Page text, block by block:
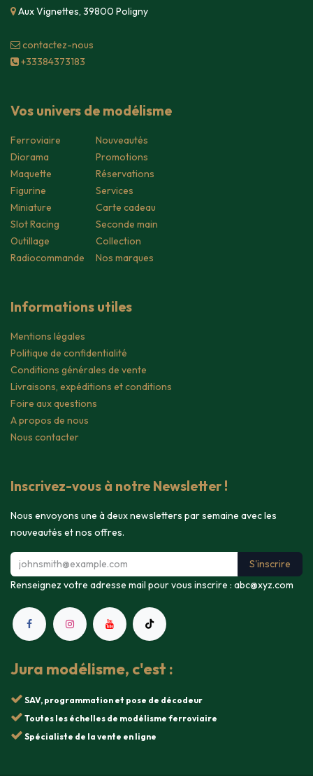
Aux Vignettes, 39800 Poligny
contacte​z-nous
+33384373183
Vos univers de modélisme
Ferroviaire
Diorama
Maquette
Figurine
Miniature
Slot Racing
Outillage
Radiocommande
Nouveautés
Promotions
Réservations
Services
Carte cadeau
Seconde main
Collection
Nos marques
Informations utiles
Mentions légales
Politique de confidentialité
Conditions générales de vente
Livraisons, expéditions et conditions
Foire aux questions
A propos de nous
Nous contacter
Inscrivez-vous à notre Newsletter !
Nous envoyons une à deux newsletters par semaine avec les
nouveautés et nos offres.
S'inscrire
Renseignez votre adresse mail pour vous inscrire : abc@xyz.com
Jura modélisme, c'est :
SAV, programmation et pose de décodeur
Toutes les échelles de modélisme ferroviaire
Spécialiste de la vente en ligne